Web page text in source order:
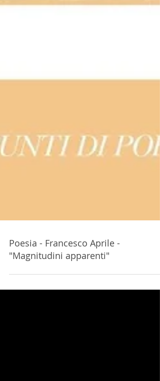
Poesia - Francesco Aprile -
"Magnitudini apparenti"